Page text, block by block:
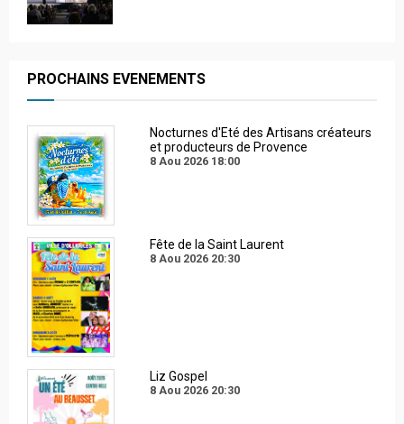
PROCHAINS EVENEMENTS
Nocturnes d'Eté des Artisans créateurs
et producteurs de Provence
8 Aou 2026 18:00
Fête de la Saint Laurent
8 Aou 2026 20:30
Liz Gospel
8 Aou 2026 20:30